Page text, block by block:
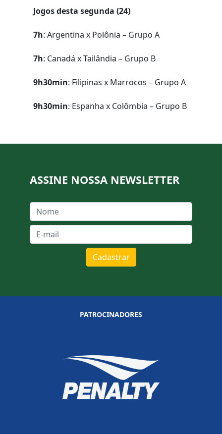
Jogos desta segunda (24)
7h: Argentina x Polônia – Grupo A
7h: Canadá x Tailândia – Grupo B
9h30min: Filipinas x Marrocos – Grupo A
9h30min: Espanha x Colômbia – Grupo B
ASSINE NOSSA NEWSLETTER
Cadastrar
PATROCINADORES